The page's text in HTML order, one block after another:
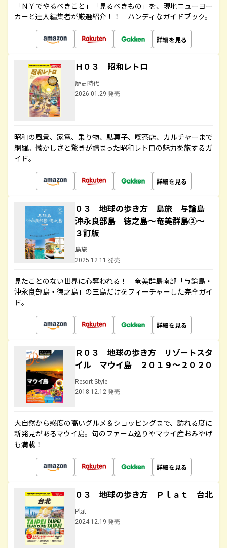
「ＮＹでやるべきこと」「見るべきもの」を、現地ニューヨー
カーと達人編集者が厳選紹介！！ ハンディなガイドブック。
詳細を見る
Ｈ０３ 昭和レトロ
歴史時代
2026.01.29 発売
昭和の風景、家電、乗り物、駄菓子、喫茶店、カルチャーまで
網羅。懐かしさと驚きが詰まった昭和レトロの魅力を旅するガ
イド。
詳細を見る
０３ 地球の歩き方 島旅 与論島
沖永良部島 徳之島～奄美群島②～
３訂版
島旅
2025.12.11 発売
見たことのない世界に心奪われる！ 奄美群島南部「与論島・
沖永良部島・徳之島」の三島だけをフィーチャーした完全ガイ
ド。
詳細を見る
Ｒ０３ 地球の歩き方 リゾートスタ
イル マウイ島 ２０１９～２０２０
Resort Style
2018.12.12 発売
大自然から感度の高いグルメ＆ショッピングまで、訪れる度に
新発見があるマウイ島。旬のファーム巡りやマウイ産おみやげ
も満載！
詳細を見る
０３ 地球の歩き方 Ｐｌａｔ 台北
Plat
2024.12.19 発売